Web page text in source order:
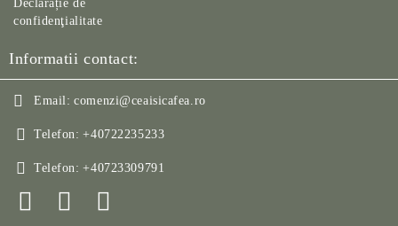
Declarație de
confidenţialitate
Informatii contact:
Email: comenzi@ceaisicafea.ro
Telefon: +40722235233
Telefon: +40723309791